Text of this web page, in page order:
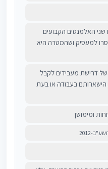
שני האלמנטים הקבועים
למעסיק ושהמטרה היא
דרישת מעבידים לקבל
בעבודה או בעת
2012